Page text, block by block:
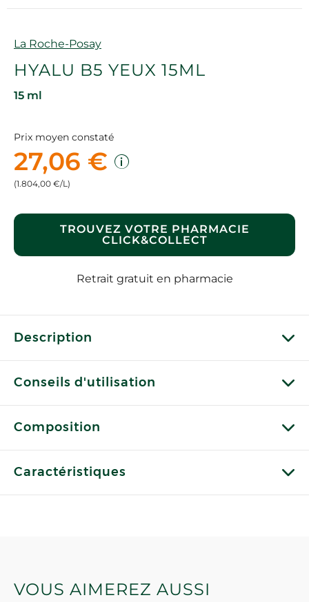
Marque
La Roche-Posay
HYALU B5 YEUX 15ML
15 ml
Prix moyen constaté
27,06 €
(1.804,00 €/L)
TROUVEZ VOTRE PHARMACIE
CLICK&COLLECT
Retrait gratuit en pharmacie
Description
Conseils d'utilisation
Composition
Caractéristiques
VOUS AIMEREZ AUSSI